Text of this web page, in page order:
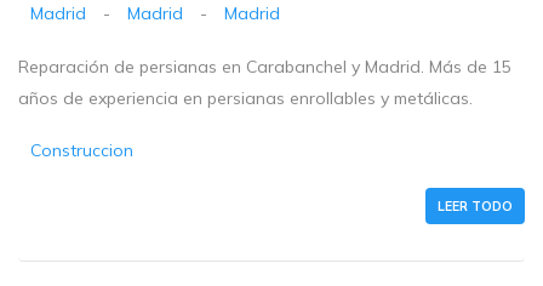
Madrid - Madrid - Madrid
Reparación de persianas en Carabanchel y Madrid. Más de 15
años de experiencia en persianas enrollables y metálicas.
Construccion
LEER TODO